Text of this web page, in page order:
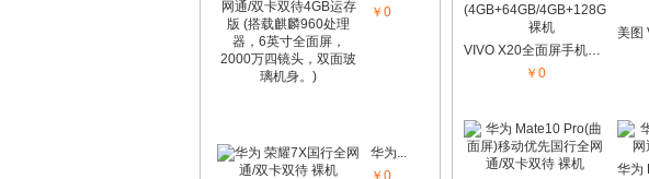
￥0
华为...
￥0
VIVO X20全面屏手机国行全网通/双卡双待 (4GB+64GB/4GB+128GB) 裸机
￥0